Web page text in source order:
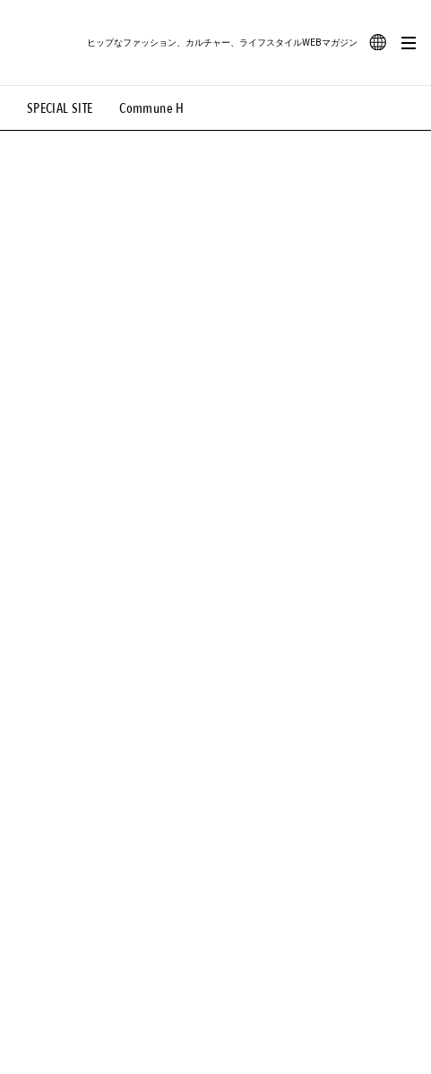
SPECIAL SITE Commune H
ヒップなファッション、カルチャー、ライフスタイルWEBマガジン
#路地裏てぃーん。 #MONTHLY JOURNAL
#MOVIE #LIFESTYLE #SNEAKER #OUTDOOR